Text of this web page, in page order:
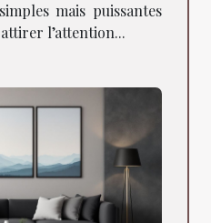
mais puissantes
l’attention...